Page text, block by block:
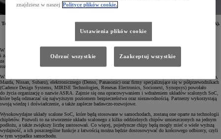
Toyota została jedną z 12 japońskich firm-założycieli Advanced SoC Reasearch for Automotive (ASRA).
Organizacja ta będzie prowadzić badania i rozwój wysokowydajnych półprzewodników
do samochodów. Układy scalone SoC wykorzystujące technologię chipletów mają trafić do seryjnej
W każdym samochodzie znajdziemy dziś niemal tysiąc półprzewodników, które różnią się funkcjami
i zastosowaniem. Ważną rolę odgrywają zwłaszcza układy scalone SoC (System-on-a-Chip) odpowiadające
za technologię jazdy autonomicznej oraz systemy multimedialne. Wymagają one najnowocześniejszych
rozwiązań oraz najwyższej mocy obliczeniowej.
W odpowiedzi na potrzeby rynku 12 japońskich przedsiębiorstw z sektorów motoryzacyjnego (Toyota, Honda,
Mazda, Nissan, Subaru), elektronicznego (Denso, Panasonic) oraz firmy specjalizujące się w półprzewodnikach
(Cadence Design Systems, MIRISE Technologies, Renesas Electronics, Socionext, Synopsys) powołało
do życia organizację o nazwie ASRA. Zajmie się ona opracowywaniem i wdrażeniem układów scalonych SoC,
które będą odznaczać się najwyższym poziomem bezpieczeństwa oraz niezawodnością. Partnerzy wykorzystają
swoją wiedzę i doświadczenie, a także zaplecze badawczo-rozwojowe.
Wysokowydajne układy scalone SoC, które będą stosowane w samochodach, zostaną one oparte na technologii
chipletów. Pozwoli to na stworzenie układu scalonego z kilku oddzielnych chipów umieszczonych na jednym
podłożu, a także zwiększy liczbę zastosowań. Co więcej, pojedyncze chipy będą mogły mieć o wiele wyższą
wydajność, a ich poszczególne funkcje z łatwością można będzie dostosowywać do końcowego odbiorcy, czyli
w tym wypadku samochodu.
znajdziesz w naszej Polityce plików cookie.
Ustawienia plików cookie
Odrzuć wszystkie Zaakceptuj wszystkie